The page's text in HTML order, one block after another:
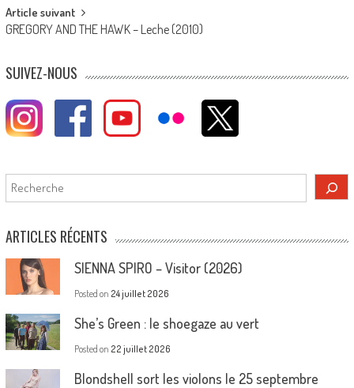
Article suivant
GREGORY AND THE HAWK – Leche (2010)
SUIVEZ-NOUS
Rechercher
ARTICLES RÉCENTS
SIENNA SPIRO – Visitor (2026)
Posted on 24 juillet 2026
She’s Green : le shoegaze au vert
Posted on 22 juillet 2026
Blondshell sort les violons le 25 septembre